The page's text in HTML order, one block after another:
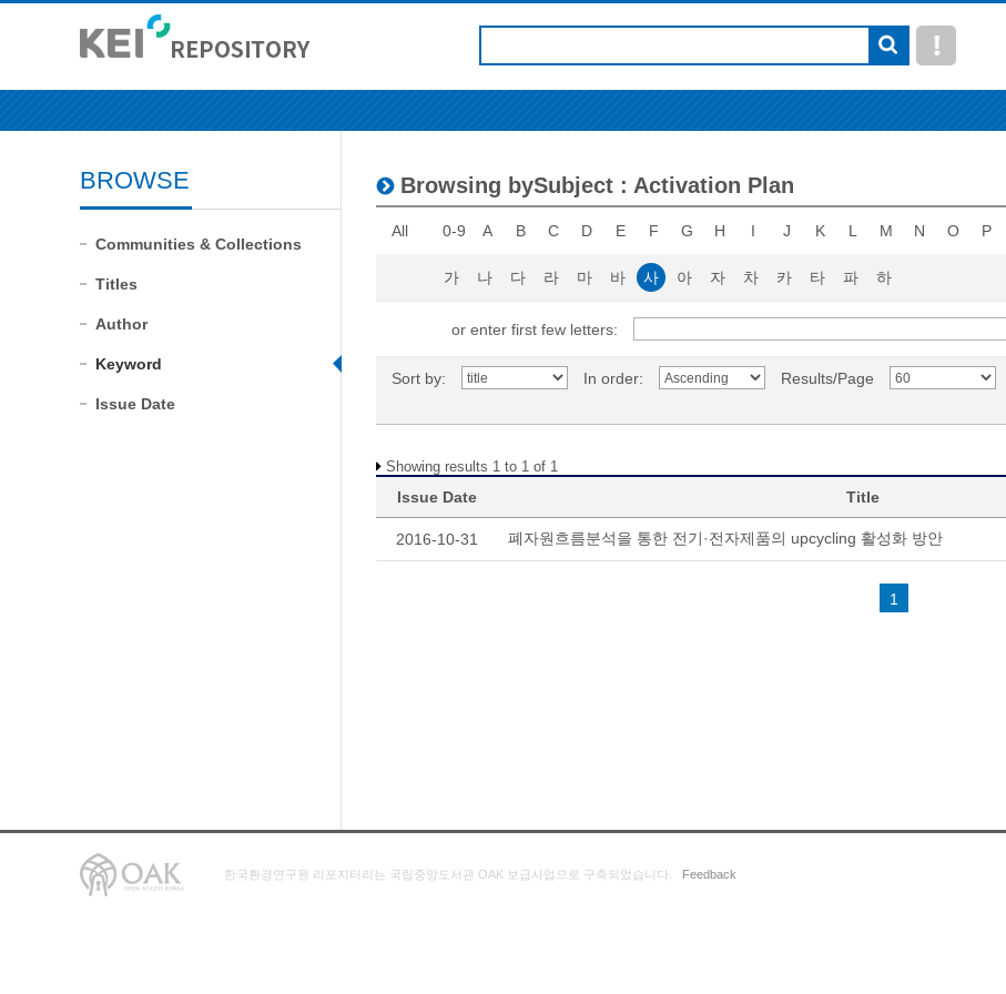
BROWSE
Communities & Collections
Titles
Author
Keyword
Issue Date
Browsing bySubject : Activation Plan
All 0-9 A B C D E F G H I J K L M N O P
가 나 다 라 마 바 사 아 자 차 카 타 파 하
or enter first few letters:
Sort by: In order: Results/Page
Showing results 1 to 1 of 1
Issue Date Title
2016-10-31 폐자원흐름분석을 통한 전기·전자제품의 upcycling 활성화 방안
1
한국환경연구원 리포지터리는 국립중앙도서관 OAK 보급사업으로 구축되었습니다. Feedback